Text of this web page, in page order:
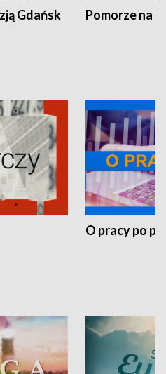
Gdańsk Pomorze na
O pracy po